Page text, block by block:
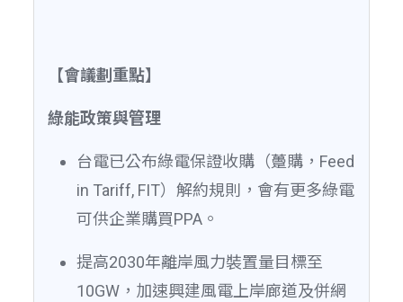
【會議劃重點】
綠能政策與管理
台電已公布綠電保證收購（躉購，Feed
in Tariff, FIT）解約規則，會有更多綠電
可供企業購買PPA。
提高2030年離岸風力裝置量目標至
10GW，加速興建風電上岸廊道及併網